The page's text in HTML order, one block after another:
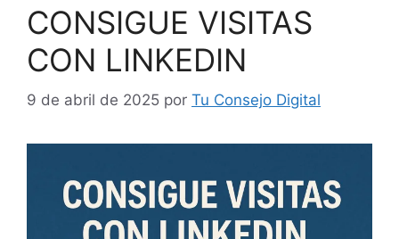
CONSIGUE VISITAS
CON LINKEDIN
9 de abril de 2025 por Tu Consejo Digital